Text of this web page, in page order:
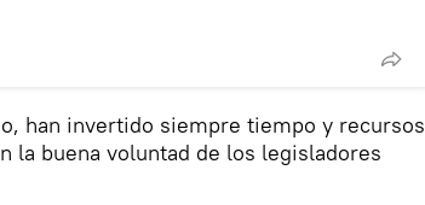
han invertido siempre tiempo y recursos
la buena voluntad de los legisladores